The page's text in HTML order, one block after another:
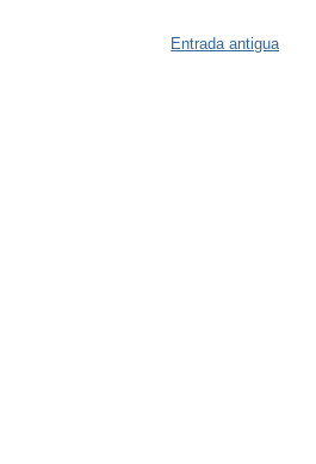
Entrada antigua